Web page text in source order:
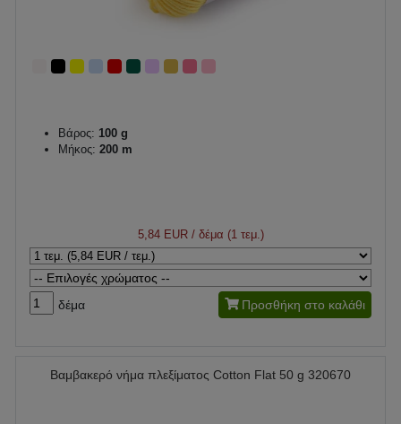
Βάρος: 100 g
Μήκος: 200 m
5,84 EUR/ δέμα (1 τεμ.)
δέμα Προσθήκη στο καλάθι
Βαμβακερό νήμα πλεξίματος Cotton Flat 50 g 320670